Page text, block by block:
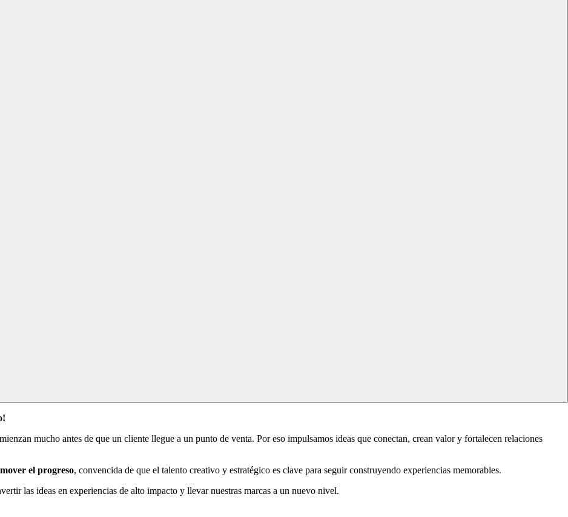
mucho antes de que un cliente llegue a un punto de venta. Por eso impulsamos ideas que conectan, crean valor y fortalecen relaciones
el progreso, convencida de que el talento creativo y estratégico es clave para seguir construyendo experiencias memorables.
las ideas en experiencias de alto impacto y llevar nuestras marcas a un nuevo nivel.